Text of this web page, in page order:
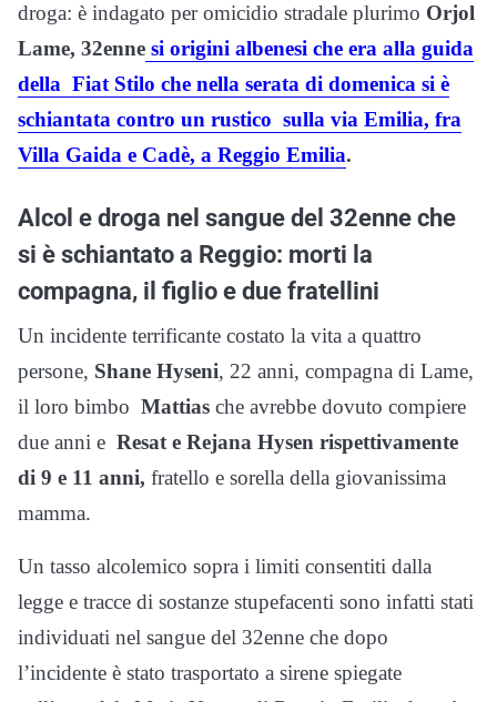
droga: è indagato per omicidio stradale plurimo Orjol
Lame, 32enne si origini albenesi che era alla guida
della Fiat Stilo che nella serata di domenica si è
schiantata contro un rustico sulla via Emilia, fra
Villa Gaida e Cadè, a Reggio Emilia.
Alcol e droga nel sangue del 32enne che
si è schiantato a Reggio: morti la
compagna, il figlio e due fratellini
Un incidente terrificante costato la vita a quattro
persone, Shane Hyseni, 22 anni, compagna di Lame,
il loro bimbo Mattias che avrebbe dovuto compiere
due anni e Resat e Rejana Hysen rispettivamente
di 9 e 11 anni, fratello e sorella della giovanissima
mamma.
Un tasso alcolemico sopra i limiti consentiti dalla
legge e tracce di sostanze stupefacenti sono infatti stati
individuati nel sangue del 32enne che dopo
l’incidente è stato trasportato a sirene spiegate